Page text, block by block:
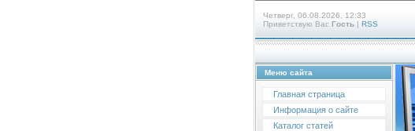
Четверг, 06.08.2026, 12:33
Приветствую Вас Гость | RSS
Меню сайта
Главная страница
Информация о сайте
Каталог статей